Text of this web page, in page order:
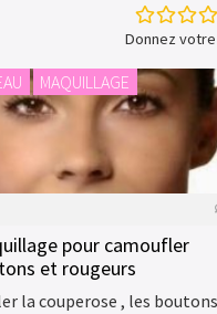
Donnez
MAQUILLAGE
pour camoufler
et rougeurs
la couperose , les